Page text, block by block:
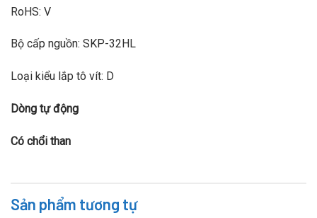
RoHS: V
Bộ cấp nguồn: SKP-32HL
Loại kiểu lắp tô vít: D
Dòng tự động
Có chổi than
Sản phẩm tương tự